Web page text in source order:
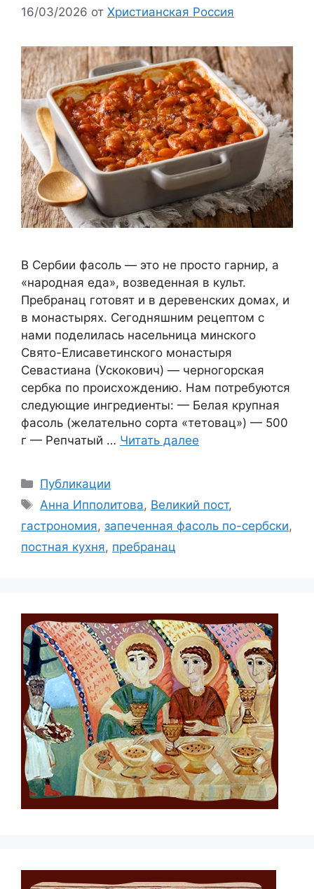
16/03/2026 от Христианская Россия
В Сербии фасоль — это не просто гарнир, а
«народная еда», возведенная в культ.
Пребранац готовят и в деревенских домах, и
в монастырях. Сегодняшним рецептом с
нами поделилась насельница минского
Свято-Елисаветинского монастыря
Севастиана (Ускокович) — черногорская
сербка по происхождению. Нам потребуются
следующие ингредиенты: — Белая крупная
фасоль (желательно сорта «тетовац») — 500
г — Репчатый … Читать далее
Рубрики
Публикации
Метки
Анна Ипполитова, Великий пост,
гастрономия, запеченная фасоль по-сербски,
постная кухня, пребранац